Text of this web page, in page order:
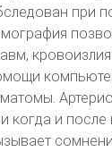
при
когда и